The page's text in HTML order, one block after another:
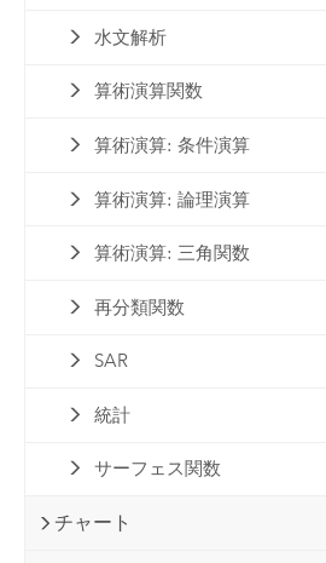
水文解析
算術演算関数
算術演算: 条件演算
算術演算: 論理演算
算術演算: 三角関数
再分類関数
SAR
統計
サーフェス関数
チャート